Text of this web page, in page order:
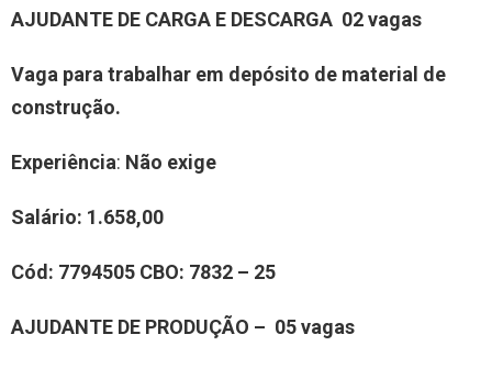
AJUDANTE DE CARGA E DESCARGA 02 vagas
Vaga para trabalhar em depósito de material de
construção.
Experiência: Não exige
Salário: 1.658,00
Cód: 7794505 CBO: 7832 – 25
AJUDANTE DE PRODUÇÃO – 05 vagas